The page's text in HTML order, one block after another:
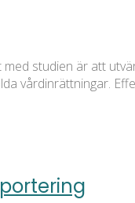
studien är att
vårdinrättningar.